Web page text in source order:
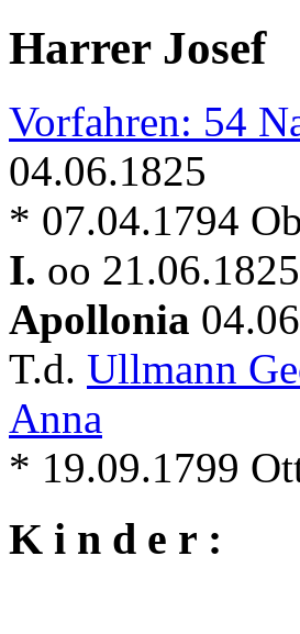
Harrer Josef
Vorfahren: 54
04.06.1825
* 07.04.1794
I. oo
Apollonia
T.d. Ullmann
Anna
* 19.09.1799
K i n d e r :